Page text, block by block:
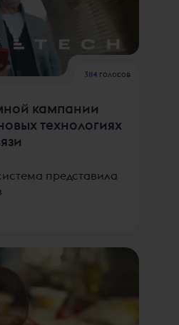
3114голосов
кампании
технологиях
представила